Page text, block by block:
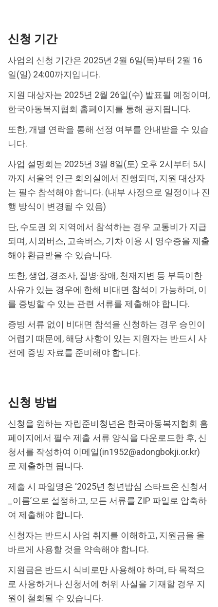
신청 기간
사업의 신청 기간은 2025년 2월 6일(목)부터 2월 16
일(일) 24:00까지입니다.
지원 대상자는 2025년 2월 26일(수) 발표될 예정이며,
한국아동복지협회 홈페이지를 통해 공지됩니다.
또한, 개별 연락을 통해 선정 여부를 안내받을 수 있습
니다.
사업 설명회는 2025년 3월 8일(토) 오후 2시부터 5시
까지 서울역 인근 회의실에서 진행되며, 지원 대상자
는 필수 참석해야 합니다. (내부 사정으로 일정이나 진
행 방식이 변경될 수 있음)
단, 수도권 외 지역에서 참석하는 경우 교통비가 지급
되며, 시외버스, 고속버스, 기차 이용 시 영수증을 제출
해야 환급받을 수 있습니다.
또한, 생업, 경조사, 질병·장애, 천재지변 등 부득이한
사유가 있는 경우에 한해 비대면 참석이 가능하며, 이
를 증빙할 수 있는 관련 서류를 제출해야 합니다.
증빙 서류 없이 비대면 참석을 신청하는 경우 승인이
어렵기 때문에, 해당 사항이 있는 지원자는 반드시 사
전에 증빙 자료를 준비해야 합니다.
신청 방법
신청을 원하는 자립준비청년은 한국아동복지협회 홈
페이지에서 필수 제출 서류 양식을 다운로드한 후, 신
청서를 작성하여 이메일(in1952@adongbokji.or.kr)
로 제출하면 됩니다.
제출 시 파일명은 ‘2025년 청년밥심 스타트온 신청서
_이름’으로 설정하고, 모든 서류를 ZIP 파일로 압축하
여 제출해야 합니다.
신청자는 반드시 사업 취지를 이해하고, 지원금을 올
바르게 사용할 것을 약속해야 합니다.
지원금은 반드시 식비로만 사용해야 하며, 타 목적으
로 사용하거나 신청서에 허위 사실을 기재할 경우 지
원이 철회될 수 있습니다.